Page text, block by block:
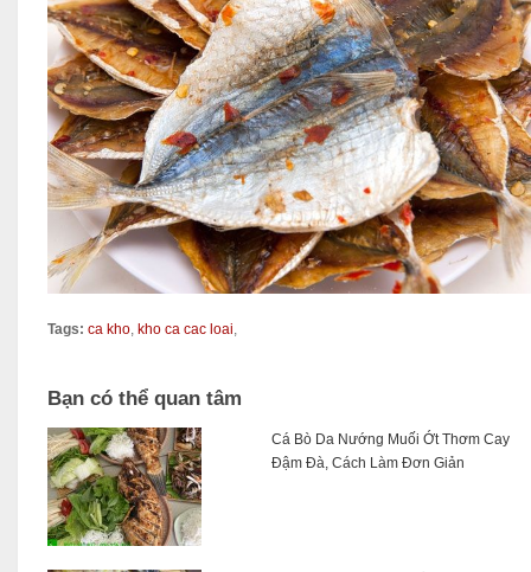
Tags: ca kho, kho ca cac loai,
Bạn có thể quan tâm
Cá Bò Da Nướng Muối Ớt Thơm Cay
Đậm Đà, Cách Làm Đơn Giản